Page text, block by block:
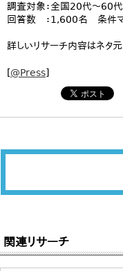
調査対象：全国20代～60
回答数 ：1,600名 条件マ
詳しいリサーチ内容はネタ
[@Press]
関連リサーチ